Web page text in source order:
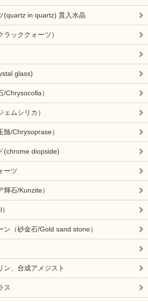
(quartz in quartz) 貫入水晶
ッククォーツ）
glass)
Chrysocolla）
ムシリカ）
髄/Chrysoprase）
(chrome diopside)
ーツ
石/Kunzite）
ン（砂金石/Gold sand stone）
ン、合成アメジスト
ス